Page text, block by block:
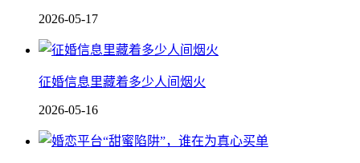
2026-05-17
征婚信息里藏着多少人间烟火
2026-05-16